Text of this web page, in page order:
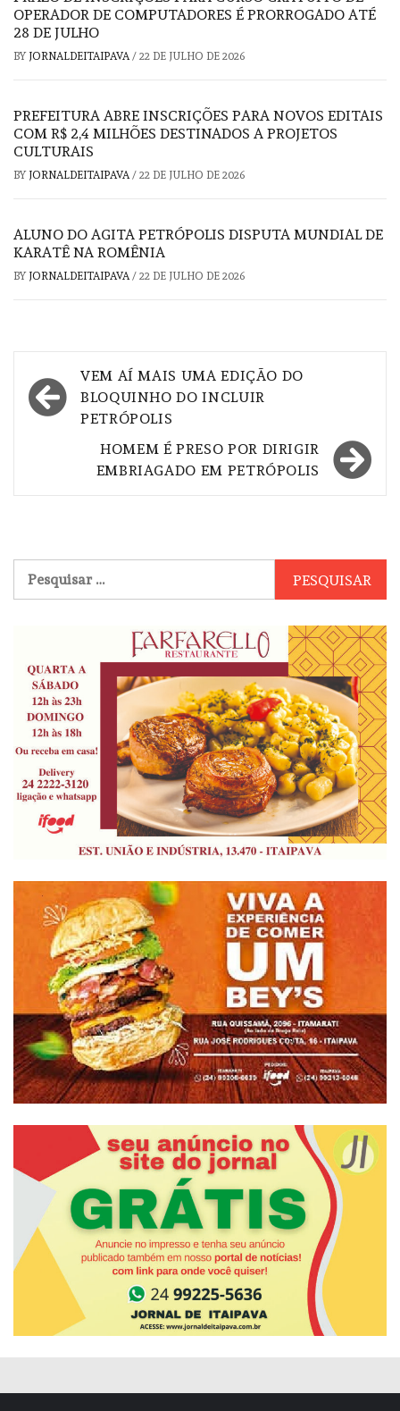
OPERADOR DE COMPUTADORES É PRORROGADO ATÉ
28 DE JULHO
BY JORNALDEITAIPAVA/ 22 DE JULHO DE 2026
PREFEITURA ABRE INSCRIÇÕES PARA NOVOS EDITAIS
COM R$ 2,4 MILHÕES DESTINADOS A PROJETOS
CULTURAIS
BY JORNALDEITAIPAVA/ 22 DE JULHO DE 2026
ALUNO DO AGITA PETRÓPOLIS DISPUTA MUNDIAL DE
KARATÊ NA ROMÊNIA
BY JORNALDEITAIPAVA/ 22 DE JULHO DE 2026
Navegação
de
VEM AÍ MAIS UMA EDIÇÃO DO
BLOQUINHO DO INCLUIR
PETRÓPOLIS
HOMEM É PRESO POR DIRIGIR
EMBRIAGADO EM PETRÓPOLIS